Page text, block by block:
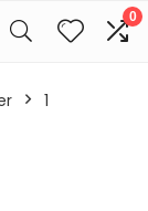
0
‎1